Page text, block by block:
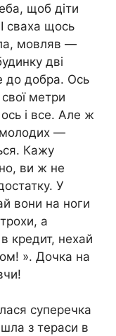
щоб діти
сваха щось
мовляв —
дві
до добра. Ось
свої метри
і все. Але ж
молодих —
Кажу
ви ж не
У
вони на ноги
а
кредит, нехай
». Дочка на
суперечка
з тераси в